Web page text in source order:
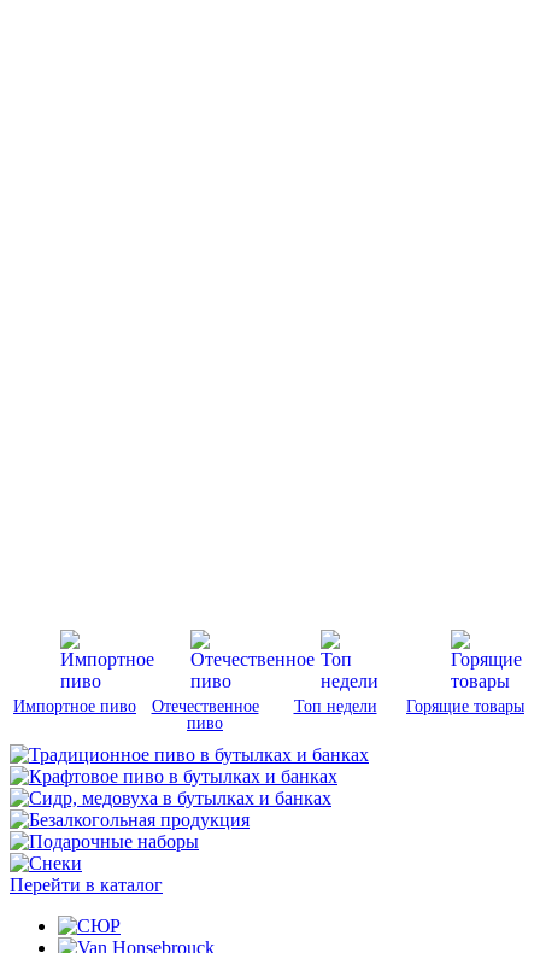
Импортное пиво
Отечественное
пиво
Топ недели Горящие товары
Перейти в каталог